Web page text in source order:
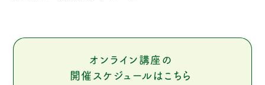
オンライン講座の
開催スケジュールはこちら